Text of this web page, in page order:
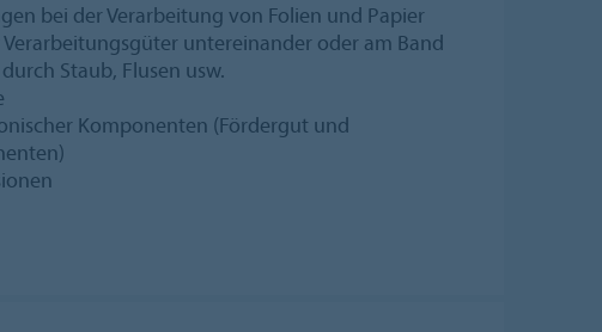
bei der Verarbeitung von Folien und Papier
untereinander oder am Band
Staub, Flusen usw.
Komponenten (Fördergut und